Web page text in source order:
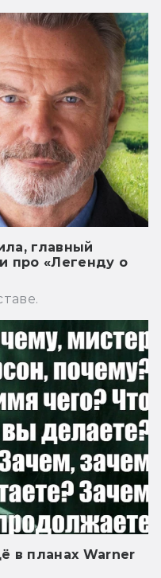
главный
про «Легенду о
в планах Warner